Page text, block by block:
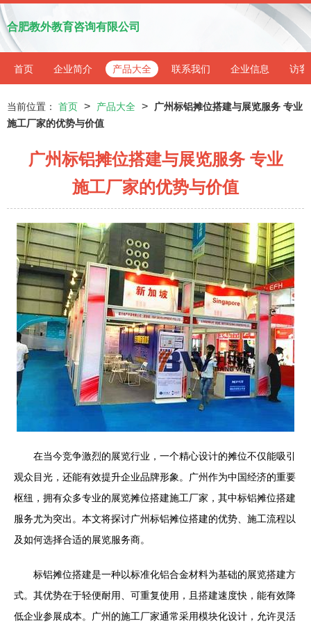
合肥教外教育咨询有限公司
首页 企业简介 产品大全 联系我们 企业信息 访客
当前位置： 首页 > 产品大全 >
广州标铝摊位搭建与展览服务 专业
施工厂家的优势与价值
广州标铝摊位搭建与展览服务 专业
施工厂家的优势与价值
在当今竞争激烈的展览行业，一个精心设计的摊位不仅能吸引
观众目光，还能有效提升企业品牌形象。广州作为中国经济的重要
枢纽，拥有众多专业的展览摊位搭建施工厂家，其中标铝摊位搭建
服务尤为突出。本文将探讨广州标铝摊位搭建的优势、施工流程以
及如何选择合适的展览服务商。
标铝摊位搭建是一种以标准化铝合金材料为基础的展览搭建方
式。其优势在于轻便耐用、可重复使用，且搭建速度快，能有效降
低企业参展成本。广州的施工厂家通常采用模块化设计，允许灵活